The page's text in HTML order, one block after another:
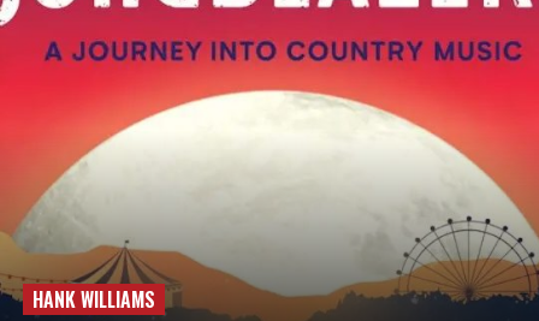
HANK WILLIAMS